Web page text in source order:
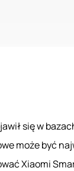
się w
może być
Xiaomi